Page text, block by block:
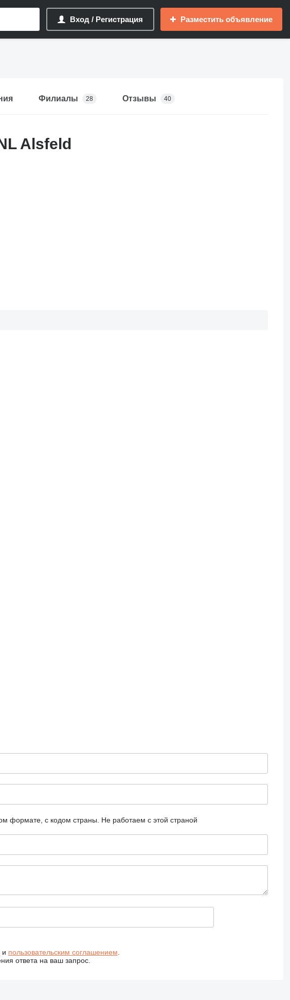
Вход / Регистрация Разместить объявление
Филиалы 28 Отзывы 40
Alsfeld
формате, с кодом страны. Не работаем с этой страной
и пользовательским соглашением
ответа на ваш запрос.